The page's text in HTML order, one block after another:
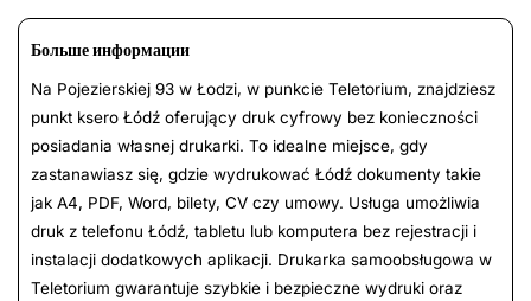
Больше информации
Na Pojezierskiej 93 w Łodzi, w punkcie Teletorium, znajdziesz
punkt ksero Łódź oferujący druk cyfrowy bez konieczności
posiadania własnej drukarki. To idealne miejsce, gdy
zastanawiasz się, gdzie wydrukować Łódź dokumenty takie
jak A4, PDF, Word, bilety, CV czy umowy. Usługa umożliwia
druk z telefonu Łódź, tabletu lub komputera bez rejestracji i
instalacji dodatkowych aplikacji. Drukarka samoobsługowa w
Teletorium gwarantuje szybkie i bezpieczne wydruki oraz